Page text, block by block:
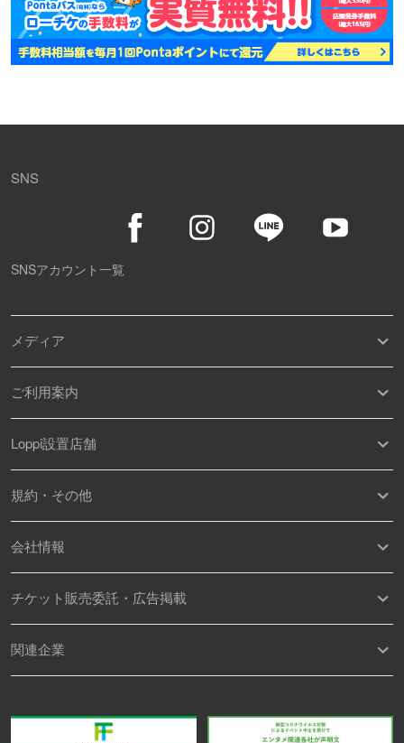
SNS
SNSアカウント一覧
メディア
ご利用案内
Loppi設置店舗
規約・その他
会社情報
チケット販売委託・広告掲載
関連企業